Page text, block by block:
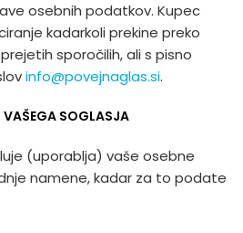
osebnih podatkov. Kupec
kadarkoli prekine preko
sporočilih, ali s pisno
info@povejnaglas.si.
SOGLASJA
(uporablja) vaše osebne
namene, kadar za to podate